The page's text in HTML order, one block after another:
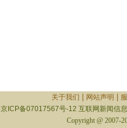
关于我们 网站声明
京ICP备07017567号-12 互联网新闻信
Copyright @ 2007-